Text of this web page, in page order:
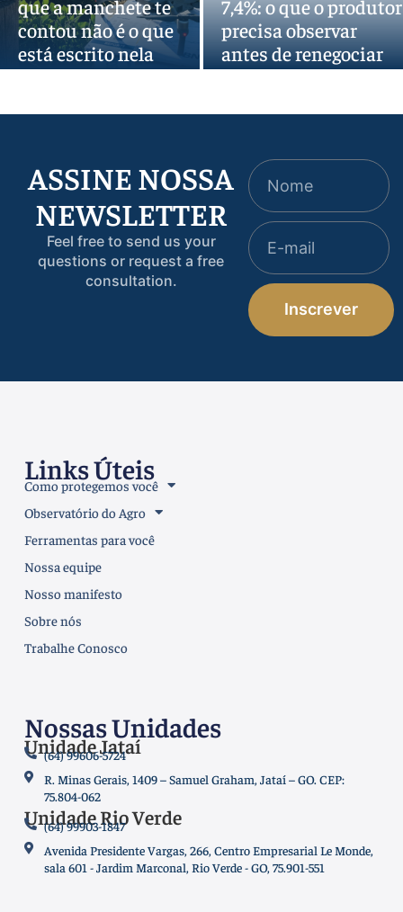
que a manchete te
contou não é o que
está escrito nela
7,4%: o que o produtor
precisa observar
antes de renegociar
ASSINE NOSSA
NEWSLETTER
Feel free to send us your
questions or request a free
consultation.
Inscrever
Links Úteis
Como protegemos você
Observatório do Agro
Ferramentas para você
Nossa equipe
Nosso manifesto
Sobre nós
Trabalhe Conosco
Nossas Unidades
Unidade Jataí
(64) 99606-5724
R. Minas Gerais, 1409 – Samuel Graham, Jataí – GO. CEP:
75.804-062
Unidade Rio Verde
(64) 99903-1847
Avenida Presidente Vargas, 266, Centro Empresarial Le Monde,
sala 601 - Jardim Marconal, Rio Verde - GO, 75.901-551